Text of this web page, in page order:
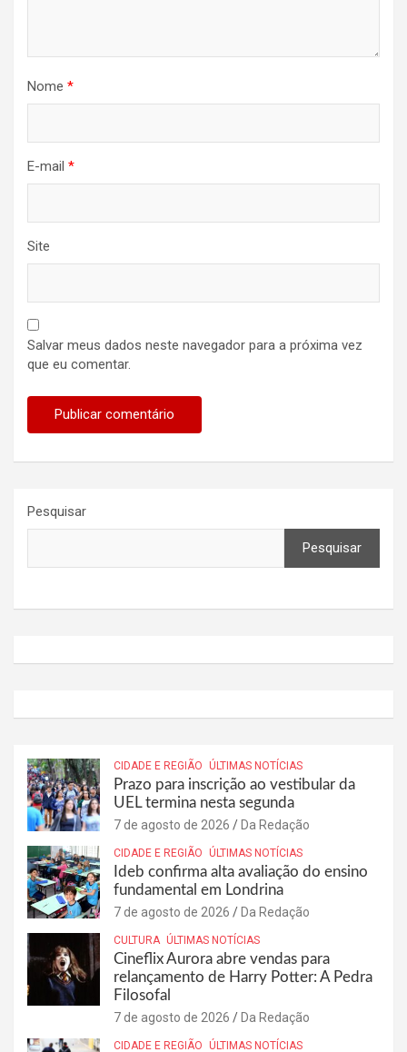
Nome *
E-mail *
Site
Salvar meus dados neste navegador para a próxima vez
que eu comentar.
Pesquisar
Pesquisar
CIDADE E REGIÃO ÚLTIMAS NOTÍCIAS
Prazo para inscrição ao vestibular da
UEL termina nesta segunda
7 de agosto de 2026 Da Redação
CIDADE E REGIÃO ÚLTIMAS NOTÍCIAS
Ideb confirma alta avaliação do ensino
fundamental em Londrina
7 de agosto de 2026 Da Redação
CULTURA ÚLTIMAS NOTÍCIAS
Cineflix Aurora abre vendas para
relançamento de Harry Potter: A Pedra
Filosofal
7 de agosto de 2026 Da Redação
CIDADE E REGIÃO ÚLTIMAS NOTÍCIAS